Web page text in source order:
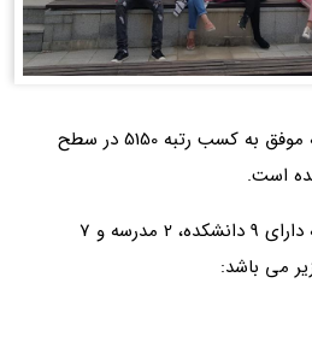
دانشگاه آرتوین چوروم ترکیه موفق به کسب رتبه 5150 در سطح
چوروم ترکیه دارای 9 دانشکده، 2 مدرسه و 7
می باشد: